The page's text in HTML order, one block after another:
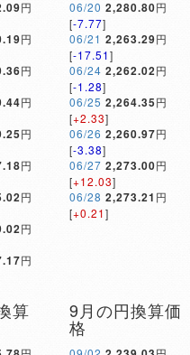
円
円
円
円
円
円
円
円
円
06/20 2,280.80円
[-7.77]
06/21 2,263.29円
[-17.51]
06/24 2,262.02円
[-1.28]
06/25 2,264.35円
[+2.33]
06/26 2,260.97円
[-3.38]
06/27 2,273.00円
[+12.03]
06/28 2,273.21 円
[+0.21]
算 9月の円換算価
格